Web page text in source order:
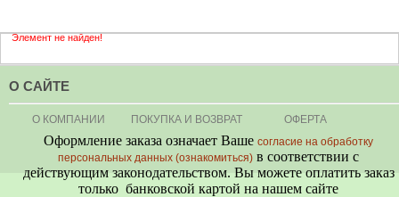
Элемент не найден!
О САЙТЕ
О КОМПАНИИ ПОКУПКА И ВОЗВРАТ ОФЕРТА
Оформление заказа означает Ваше согласие на обработку
персональных данных (ознакомиться) в соответствии с
действующим законодательством. Вы можете оплатить заказ
только банковской картой на нашем сайте